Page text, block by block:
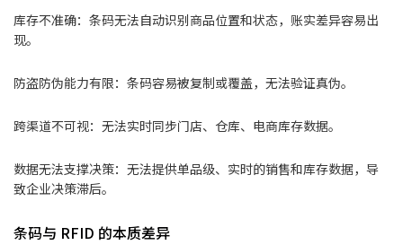
库存不准确：条码无法自动识别商品位置和状态，账实差异容易出
现。
防盗防伪能力有限：条码容易被复制或覆盖，无法验证真伪。
跨渠道不可视：无法实时同步门店、仓库、电商库存数据。
数据无法支撑决策：无法提供单品级、实时的销售和库存数据，导
致企业决策滞后。
条码与 RFID 的本质差异